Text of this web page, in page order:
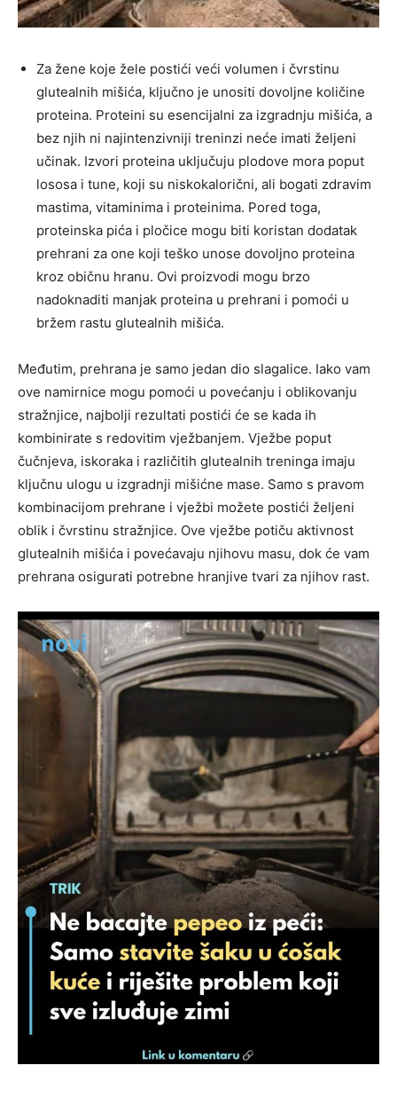
Za žene koje žele postići veći volumen i čvrstinu
glutealnih mišića, ključno je unositi dovoljne količine
proteina. Proteini su esencijalni za izgradnju mišića, a
bez njih ni najintenzivniji treninzi neće imati željeni
učinak. Izvori proteina uključuju plodove mora poput
lososa i tune, koji su niskokalorični, ali bogati zdravim
mastima, vitaminima i proteinima. Pored toga,
proteinska pića i pločice mogu biti koristan dodatak
prehrani za one koji teško unose dovoljno proteina
kroz običnu hranu. Ovi proizvodi mogu brzo
nadoknaditi manjak proteina u prehrani i pomoći u
bržem rastu glutealnih mišića.
Međutim, prehrana je samo jedan dio slagalice. Iako vam
ove namirnice mogu pomoći u povećanju i oblikovanju
stražnjice, najbolji rezultati postići će se kada ih
kombinirate s redovitim vježbanjem. Vježbe poput
čučnjeva, iskoraka i različitih glutealnih treninga imaju
ključnu ulogu u izgradnji mišićne mase. Samo s pravom
kombinacijom prehrane i vježbi možete postići željeni
oblik i čvrstinu stražnjice. Ove vježbe potiču aktivnost
glutealnih mišića i povećavaju njihovu masu, dok će vam
prehrana osigurati potrebne hranjive tvari za njihov rast.